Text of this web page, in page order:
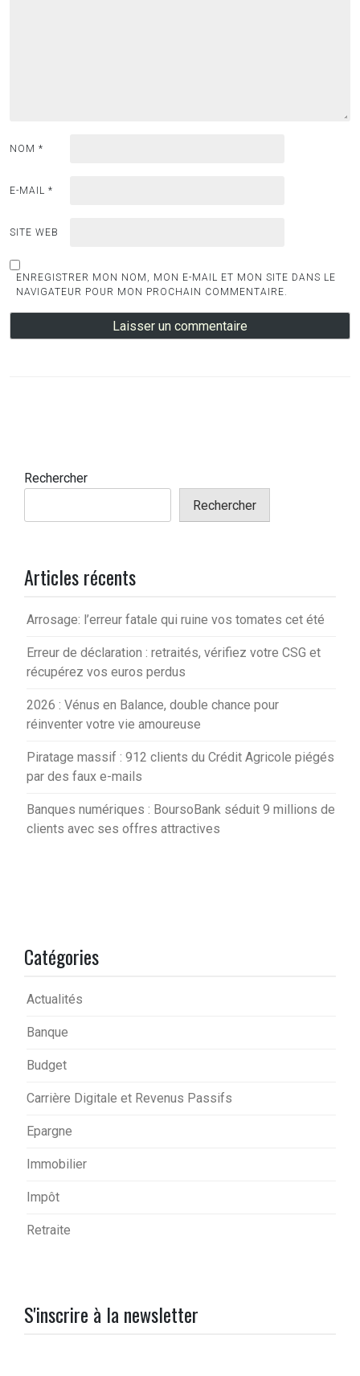
NOM *
E-MAIL *
SITE WEB
ENREGISTRER MON NOM, MON E-MAIL ET MON SITE DANS LE
NAVIGATEUR POUR MON PROCHAIN COMMENTAIRE.
Rechercher
Rechercher
Articles récents
Arrosage: l’erreur fatale qui ruine vos tomates cet été
Erreur de déclaration : retraités, vérifiez votre CSG et
récupérez vos euros perdus
2026 : Vénus en Balance, double chance pour
réinventer votre vie amoureuse
Piratage massif : 912 clients du Crédit Agricole piégés
par des faux e-mails
Banques numériques : BoursoBank séduit 9 millions de
clients avec ses offres attractives
Catégories
Actualités
Banque
Budget
Carrière Digitale et Revenus Passifs
Epargne
Immobilier
Impôt
Retraite
S'inscrire à la newsletter